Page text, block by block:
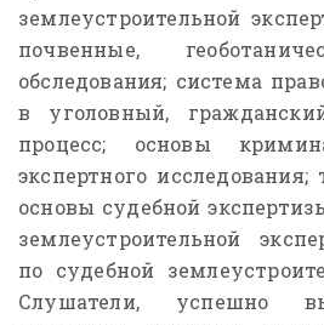
землеустроительной
почвенные,
обследования; система
в уголовный,
процесс; основы
экспертного
основы судебной
землеустроительной
по судебной
Слушатели, успешно